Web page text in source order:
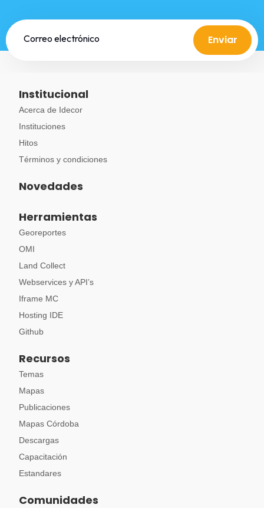
Enviar
Institucional
Acerca de Idecor
Instituciones
Hitos
Términos y condiciones
Novedades
Herramientas
Georeportes
OMI
Land Collect
Webservices y API’s
Iframe MC
Hosting IDE
Github
Recursos
Temas
Mapas
Publicaciones
Mapas Córdoba
Descargas
Capacitación
Estandares
Comunidades